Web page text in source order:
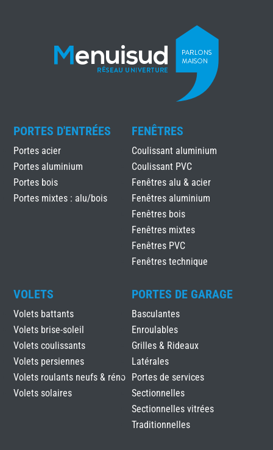
PORTES D'ENTRÉES
Portes acier
Portes aluminium
Portes bois
Portes mixtes : alu/bois
FENÊTRES
Coulissant aluminium
Coulissant PVC
Fenêtres alu & acier
Fenêtres aluminium
Fenêtres bois
Fenêtres mixtes
Fenêtres PVC
Fenêtres technique
VOLETS
Volets battants
Volets brise-soleil
Volets coulissants
Volets persiennes
Volets roulants neufs & réno
Volets solaires
PORTES DE GARAGE
Basculantes
Enroulables
Grilles & Rideaux
Latérales
Portes de services
Sectionnelles
Sectionnelles vitrées
Traditionnelles